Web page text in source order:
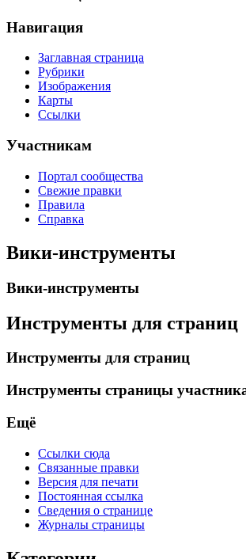
Навигация
Заглавная страница
Рубрики
Изображения
Карты
Ссылки
Участникам
Портал сообщества
Свежие правки
Правила
Справка
Вики-инструменты
Вики-инструменты
Инструменты для страниц
Инструменты для страниц
Инструменты страницы
Ещё
Ссылки сюда
Связанные правки
Версия для печати
Постоянная ссылка
Сведения о странице
Журналы страницы